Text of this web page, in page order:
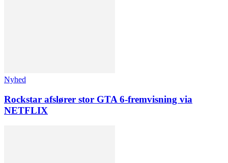
Nyhed
Rockstar afslører stor GTA 6-fremvisning via
NETFLIX